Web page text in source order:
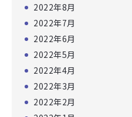
2022年8月
2022年7月
2022年6月
2022年5月
2022年4月
2022年3月
2022年2月